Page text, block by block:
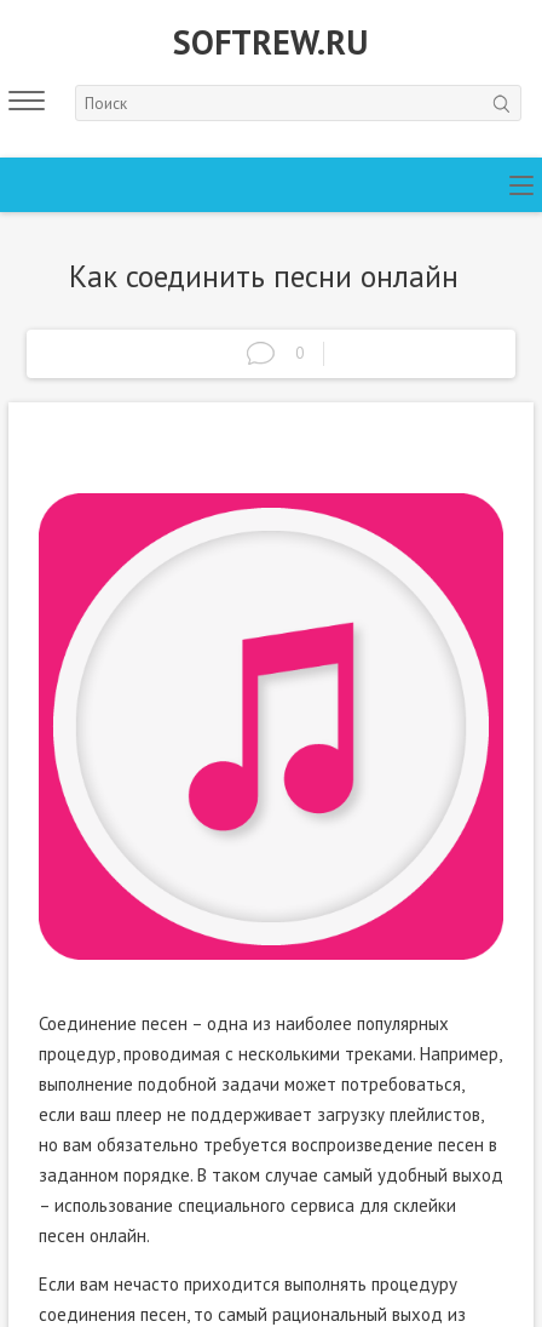
SOFTREW.RU
Как соединить песни онлайн
0
Соединение песен – одна из наиболее популярных
процедур, проводимая с несколькими треками. Например,
выполнение подобной задачи может потребоваться,
если ваш плеер не поддерживает загрузку плейлистов,
но вам обязательно требуется воспроизведение песен в
заданном порядке. В таком случае самый удобный выход
– использование специального сервиса для склейки
песен онлайн.
Если вам нечасто приходится выполнять процедуру
соединения песен, то самый рациональный выход из